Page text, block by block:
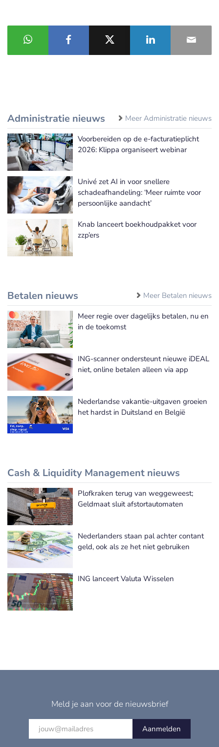
Administratie nieuws Meer Administratie nieuws
Voorbereiden op de e-facturatieplicht
2026: Klippa organiseert webinar
Univé zet AI in voor snellere
schadeafhandeling: ‘Meer ruimte voor
persoonlijke aandacht’
Knab lanceert boekhoudpakket voor
zzp’ers
Betalen nieuws Meer Betalen nieuws
Meer regie over dagelijks betalen, nu en
in de toekomst
ING-scanner ondersteunt nieuwe iDEAL
niet, online betalen alleen via app
Nederlandse vakantie-uitgaven groeien
het hardst in Duitsland en België
Cash & Liquidity Management nieuws
Meer Cash & Liquidity Management nieuws
Plofkraken terug van weggeweest;
Geldmaat sluit afstortautomaten
Nederlanders staan pal achter contant
geld, ook als ze het niet gebruiken
ING lanceert Valuta Wisselen
Meld je aan voor de nieuwsbrief
Aanmelden